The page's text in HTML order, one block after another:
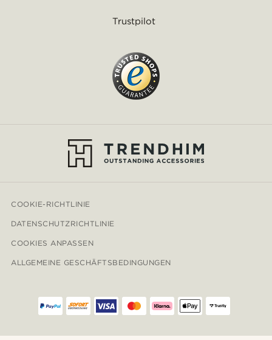
Trustpilot
COOKIE-RICHTLINIE
DATENSCHUTZRICHTLINIE
COOKIES ANPASSEN
ALLGEMEINE GESCHÄFTSBEDINGUNGEN